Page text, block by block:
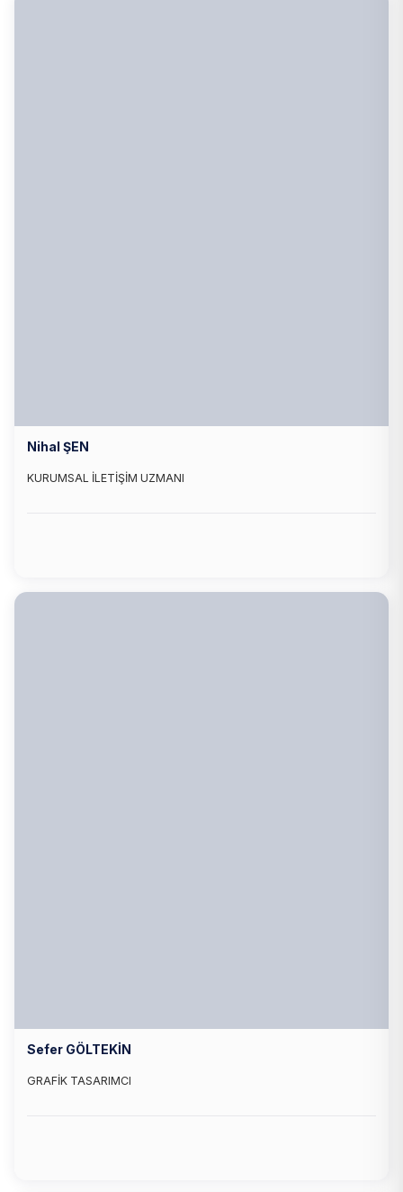
Nihal ŞEN
KURUMSAL İLETİŞİM UZMANI
Sefer GÖLTEKİN
GRAFİK TASARIMCI